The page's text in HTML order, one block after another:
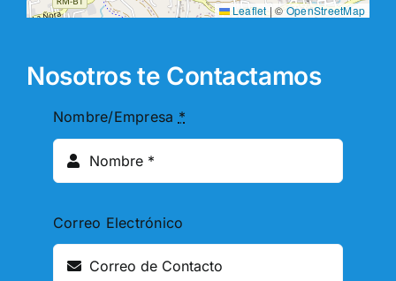
Leaflet |©OpenStreetMap
Nosotros te Contactamos
Nombre/Empresa *
Correo Electrónico